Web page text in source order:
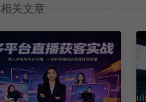
相关文章